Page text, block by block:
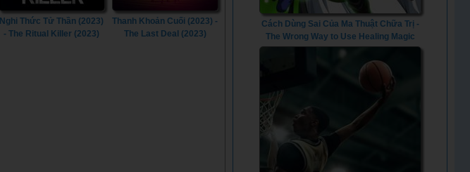
Nghi Thức Tử Thần (2023)
- The Ritual Killer (2023)
Thanh Khoản Cuối (2023) -
The Last Deal (2023)
Cách Dùng Sai Của Ma Thuật Chữa Trị -
The Wrong Way to Use Healing Magic
(2024) - Vietsub